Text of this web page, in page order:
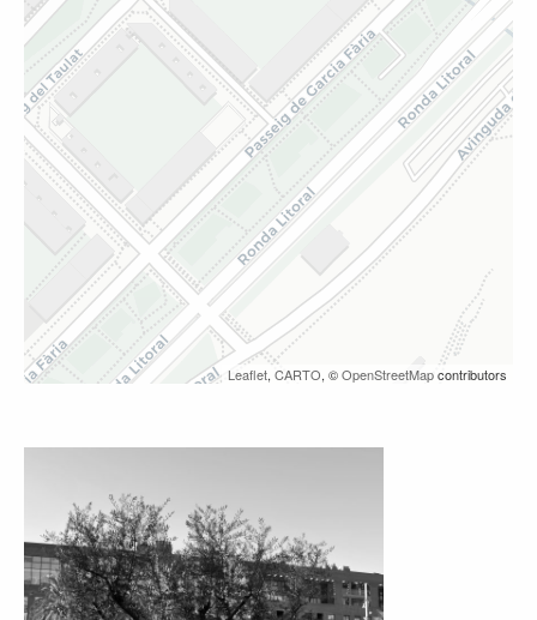
Leaflet, CARTO, ©OpenStreetMapcontributors